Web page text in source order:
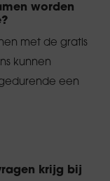
worden
met de gratis
kunnen
een
krijg bij